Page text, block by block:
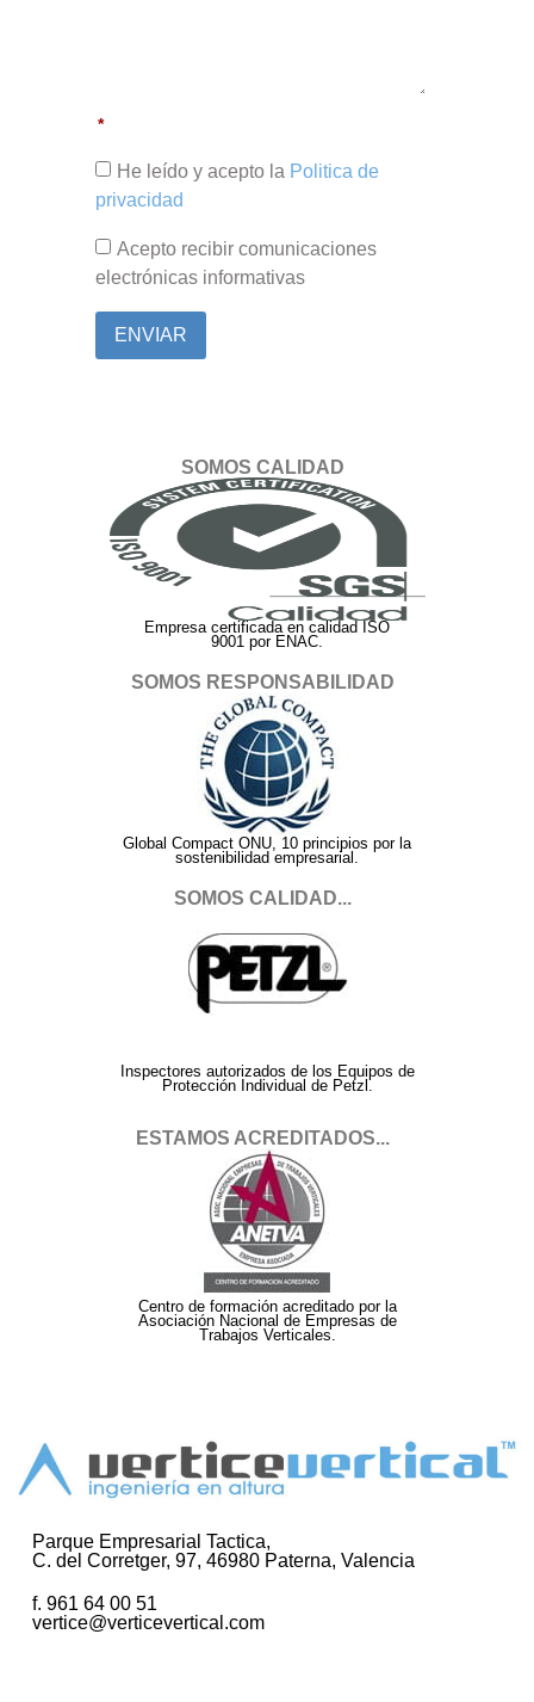
He leído y acepto la Politica de
privacidad
Acepto recibir comunicaciones
electrónicas informativas
ENVIAR
SOMOS CALIDAD
Empresa certificada en calidad ISO
9001 por ENAC.
SOMOS RESPONSABILIDAD
Global Compact ONU, 10 principios por la
sostenibilidad empresarial.
SOMOS CALIDAD...
Inspectores autorizados de los Equipos de
Protección Individual de Petzl.
ESTAMOS ACREDITADOS...
Centro de formación acreditado por la
Asociación Nacional de Empresas de
Trabajos Verticales.
Parque Empresarial Tactica,
C. del Corretger, 97, 46980 Paterna, Valencia
f. 961 64 00 51
vertice@verticevertical.com